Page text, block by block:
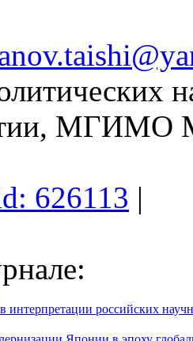
МГИМО
626113 |
интерпретации российских